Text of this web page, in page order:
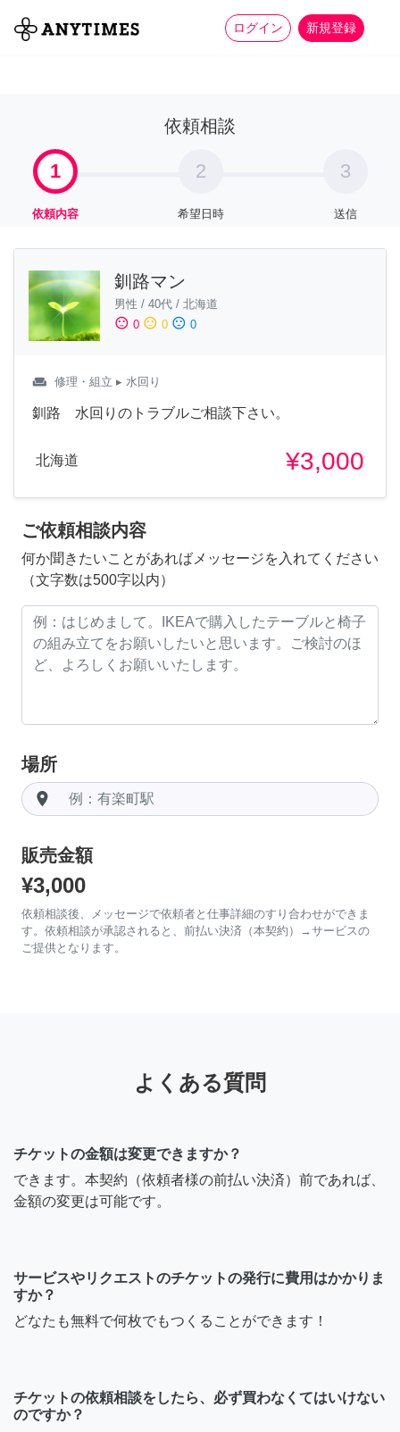
ログイン 新規登録
全て 家事 more_horiz
依頼相談
1
依頼内容
2
希望日時
3
送信
釧路マン
男性 / 40代 / 北海道
sentiment_satisfied 0 sentiment_neutral 0 sentiment_dissatisfied 0
weekend 修理・組立 ▸ 水回り
釧路 水回りのトラブルご相談下さい。
北海道 ¥3,000
ご依頼相談内容
何か聞きたいことがあればメッセージを入れてください
（文字数は500字以内）
場所
room
販売金額
¥3,000
依頼相談後、メッセージで依頼者と仕事詳細のすり合わせができま
す。依頼相談が承認されると、前払い決済（本契約）→サービスの
ご提供となります。
よくある質問
チケットの金額は変更できますか？
できます。本契約（依頼者様の前払い決済）前であれば、
金額の変更は可能です。
サービスやリクエストのチケットの発行に費用はかかりま
すか？
どなたも無料で何枚でもつくることができます！
チケットの依頼相談をしたら、必ず買わなくてはいけない
のですか？